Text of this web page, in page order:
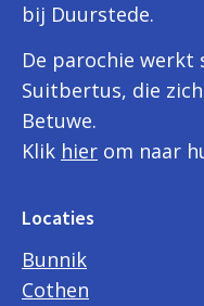
bij Duurstede.
De parochie werkt
Suitbertus, die
Betuwe.
Klik hier om naar
Locaties
Bunnik
Cothen